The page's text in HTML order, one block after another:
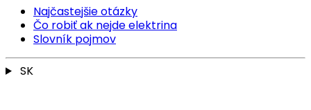
Najčastejšie otázky
Čo robiť ak nejde elektrina
Slovník pojmov
SK